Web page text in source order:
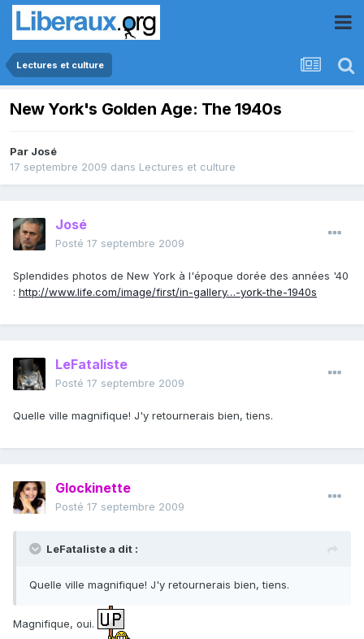
Lectures et culture
New York's Golden Age: The 1940s
Par José
17 septembre 2009 dans Lectures et culture
José
Posté 17 septembre 2009
Splendides photos de New York à l'époque dorée des années '40
: http://www.life.com/image/first/in-gallery…-york-the-1940s
LeFataliste
Posté 17 septembre 2009
Quelle ville magnifique! J'y retournerais bien, tiens.
Glockinette
Posté 17 septembre 2009
LeFataliste a dit :
Quelle ville magnifique! J'y retournerais bien, tiens.
Magnifique, oui.